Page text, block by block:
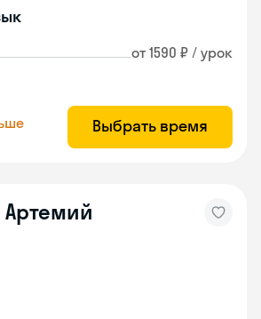
от 1590 ₽ / урок
Выбрать время
Артемий